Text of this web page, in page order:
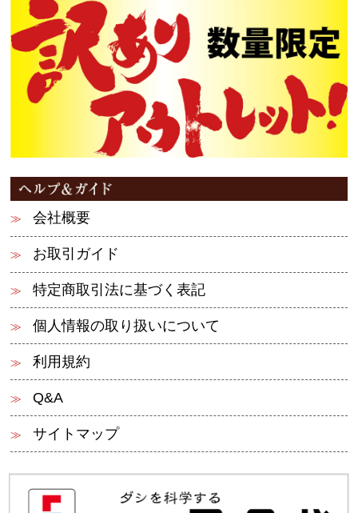
会社概要
お取引ガイド
特定商取引法に基づく表記
個人情報の取り扱いについて
利用規約
Q&A
サイトマップ